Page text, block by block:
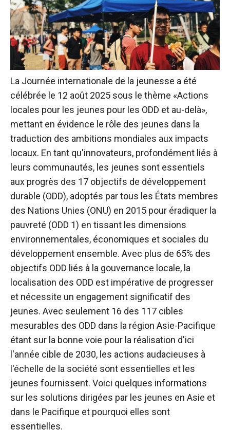
La Journée internationale de la jeunesse a été
célébrée le 12 août 2025 sous le thème «Actions
locales pour les jeunes pour les ODD et au-delà»,
mettant en évidence le rôle des jeunes dans la
traduction des ambitions mondiales aux impacts
locaux. En tant qu'innovateurs, profondément liés à
leurs communautés, les jeunes sont essentiels
aux progrès des 17 objectifs de développement
durable (ODD), adoptés par tous les États membres
des Nations Unies (ONU) en 2015 pour éradiquer la
pauvreté (ODD 1) en tissant les dimensions
environnementales, économiques et sociales du
développement ensemble. Avec plus de 65% des
objectifs ODD liés à la gouvernance locale, la
localisation des ODD est impérative de progresser
et nécessite un engagement significatif des
jeunes. Avec seulement 16 des 117 cibles
mesurables des ODD dans la région Asie-Pacifique
étant sur la bonne voie pour la réalisation d'ici
l'année cible de 2030, les actions audacieuses à
l'échelle de la société sont essentielles et les
jeunes fournissent. Voici quelques informations
sur les solutions dirigées par les jeunes en Asie et
dans le Pacifique et pourquoi elles sont
essentielles.